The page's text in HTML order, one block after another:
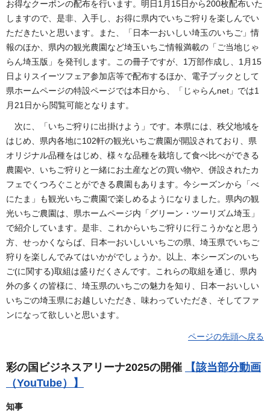
お得なクーポンの配布を行います。明日1月15日から200枚配布いた
しますので、是非、入手し、お得に県内でいちご狩りを楽しんでい
ただきたいと思います。また、「日本一おいしい埼玉のいちご」情
報のほか、県内の観光農園など埼玉いちご情報満載の「ご当地じゃ
らん埼玉版」を発刊します。この冊子ですが、1万部作成し、1月15
日よりスイーツフェア参加店等で配布するほか、電子ブックとして
県ホームページの特設ページでは本日から、「じゃらんnet」では1
月21日から閲覧可能となります。
次に、「いちご狩りに出掛けよう」です。本県には、秩父地域を
はじめ、県内各地に102軒の観光いちご農園が開設されており、県
オリジナル品種をはじめ、様々な品種を栽培して食べ比べができる
農園や、いちご狩りと一緒にお土産などの買い物や、併設されたカ
フェでくつろぐことができる農園もあります。今シーズンから「べ
にたま」も観光いちご農園で楽しめるようになりました。県内の観
光いちご農園は、県ホームページ内「グリーン・ツーリズム埼玉」
で紹介しています。是非、これからいちご狩りに行こうかなと思う
方、せっかくならば、日本一おいしいいちごの県、埼玉県でいちご
狩りを楽しんでみてはいかがでしょうか。以上、本シーズンのいち
ご(に関する)取組は盛りだくさんです。これらの取組を通じ、県内
外の多くの皆様に、埼玉県のいちごの魅力を知り、日本一おいしい
いちごの埼玉県にお越しいただき、味わっていただき、そしてファ
ンになって欲しいと思います。
ページの先頭へ戻る
彩の国ビジネスアリーナ2025の開催
【該当部分動画
（YouTube）】
知事